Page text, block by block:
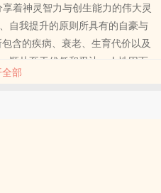
着神灵智力与创生能力的伟大灵
自我提升的原则所具有的自豪与
含的疾病、衰老、生育代价以及
顺从至于伏低和忍让。人性因而
理上的崇高——我们所认知的一
通俗的道理，对于他者来说却是
圣母，救赎与被救赎仅是权力嬉
角色三观不代表作者三观，女本
2、作者能力有限，无法满足部分
需求的宝宝可在评论区自由补
部